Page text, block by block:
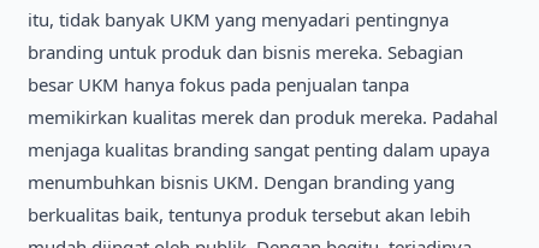
itu, tidak banyak UKM yang menyadari pentingnya
branding untuk produk dan bisnis mereka. Sebagian
besar UKM hanya fokus pada penjualan tanpa
memikirkan kualitas merek dan produk mereka. Padahal
menjaga kualitas branding sangat penting dalam upaya
menumbuhkan bisnis UKM. Dengan branding yang
berkualitas baik, tentunya produk tersebut akan lebih